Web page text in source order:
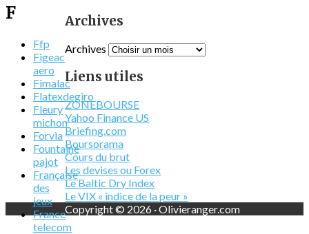
F
Ffp
Figeac
aero
Fimalac
Flatexdegiro
Fleury
michon
Forvia
Fountaine
pajot
Française
des
jeux
France
telecom
Archives
Archives
Liens utiles
ZONEBOURSE
Yahoo Finance US
Briefing.com
Boursorama
Cours du brut
Les devises ou Forex
Le Baltic Dry Index
Le VIX « indice de la peur »
Copyright © 2026 · Olivieranger.com